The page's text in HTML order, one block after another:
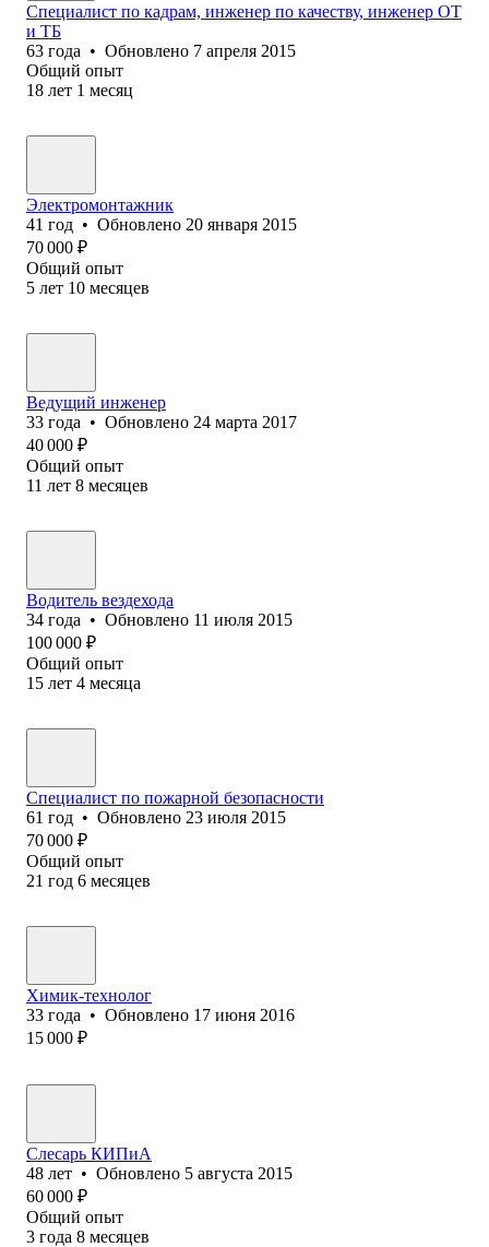
Специалист по кадрам, инженер по качеству, инженер ОТ
и ТБ
63 года • Обновлено 7 апреля 2015
Общий опыт
18 лет 1 месяц
Электромонтажник
41 год • Обновлено 20 января 2015
70 000 ₽
Общий опыт
5 лет 10 месяцев
Ведущий инженер
33 года • Обновлено 24 марта 2017
40 000 ₽
Общий опыт
11 лет 8 месяцев
Водитель вездехода
34 года • Обновлено 11 июля 2015
100 000 ₽
Общий опыт
15 лет 4 месяца
Специалист по пожарной безопасности
61 год • Обновлено 23 июля 2015
70 000 ₽
Общий опыт
21 год 6 месяцев
Химик-технолог
33 года • Обновлено 17 июня 2016
15 000 ₽
Слесарь КИПиА
48 лет • Обновлено 5 августа 2015
60 000 ₽
Общий опыт
3 года 8 месяцев